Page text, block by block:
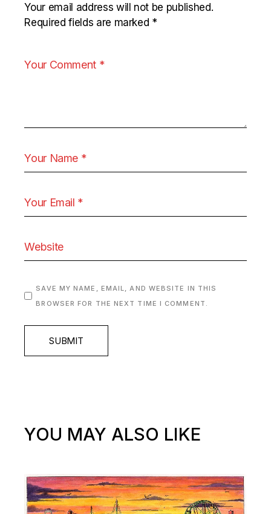
Your email address will not be published.
Required fields are marked *
SAVE MY NAME, EMAIL, AND WEBSITE IN THIS
BROWSER FOR THE NEXT TIME I COMMENT.
SUBMIT
YOU MAY ALSO LIKE